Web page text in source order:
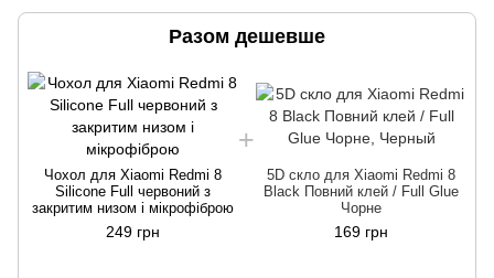
Разом дешевше
Чохол для Xiaomi Redmi 8
Silicone Full червоний з
закритим низом і мікрофіброю
249 грн
5D скло для Xiaomi Redmi 8
Black Повний клей / Full Glue
Чорне
169 грн